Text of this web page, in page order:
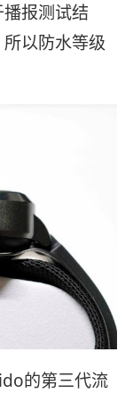
报测试结
以防水等级
的第三代流